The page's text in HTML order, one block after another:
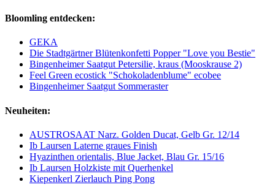
Bloomling entdecken:
GEKA
Die Stadtgärtner Blütenkonfetti Popper "Love you Bestie"
Bingenheimer Saatgut Petersilie, kraus (Mooskrause 2)
Feel Green ecostick "Schokoladenblume" ecobee
Bingenheimer Saatgut Sommeraster
Neuheiten:
AUSTROSAAT Narz. Golden Ducat, Gelb Gr. 12/14
Ib Laursen Laterne graues Finish
Hyazinthen orientalis, Blue Jacket, Blau Gr. 15/16
Ib Laursen Holzkiste mit Querhenkel
Kiepenkerl Zierlauch Ping Pong